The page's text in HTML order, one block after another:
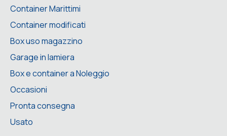
Container Marittimi
Container modificati
Box uso magazzino
Garage in lamiera
Box e container a Noleggio
Occasioni
Pronta consegna
Usato